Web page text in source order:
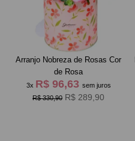
Arranjo Nobreza de Rosas Cor
de Rosa
3x R$ 96,63 sem juros
R$ 330,90 R$ 289,90